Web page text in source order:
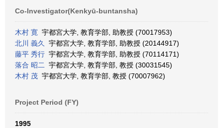
Co-Investigator(Kenkyū-buntansha)
木村 寛 宇都宮大学, 教育学部, 助教授 (70017953)
北川 義久
宇都宮大学, 教育学部, 助教授 (20144917)
藤平 秀行 宇都宮大学, 教育学部, 助教授 (70114171)
落合 昭二
宇都宮大学, 教育学部, 教授 (30031545)
木村 茂 宇都宮大学, 教育学部, 教授 (70007962)
Project Period (FY)
1995